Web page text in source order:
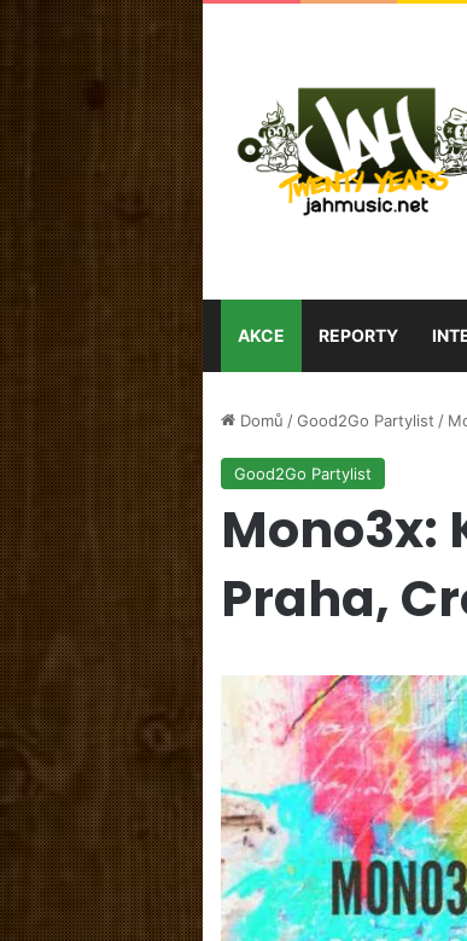
AKCE REPORTY
Domů /Good2Go Partylist /
Good2Go Partylist
Mono3x:
Praha,